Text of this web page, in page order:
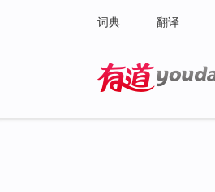
词典 翻译